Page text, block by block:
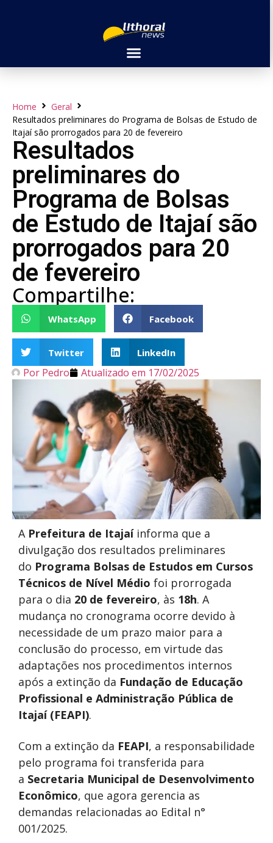
Home
Geral
Resultados preliminares do Programa de Bolsas de Estudo de
Itajaí são prorrogados para 20 de fevereiro
Resultados
preliminares do
Programa de Bolsas
de Estudo de Itajaí são
prorrogados para 20
de fevereiro
Compartilhe:
WhatsApp Facebook
Twitter LinkedIn
Por Pedro Atualizado em 17/02/2025
A Prefeitura de Itajaíinforma que a
divulgação dos resultados preliminares
do Programa Bolsas de Estudos em Cursos
Técnicos de Nível Médio foi prorrogada
para o dia 20 de fevereiro, às 18h. A
mudança no cronograma ocorre devido à
necessidade de um prazo maior para a
conclusão do processo, em virtude das
adaptações nos procedimentos internos
após a extinção da Fundação de Educação
Profissional e Administração Pública de
Itajaí (FEAPI).
Com a extinção da FEAPI, a responsabilidade
pelo programa foi transferida para
a Secretaria Municipal de Desenvolvimento
Econômico, que agora gerencia as
demandas relacionadas ao Edital n°
001/2025.